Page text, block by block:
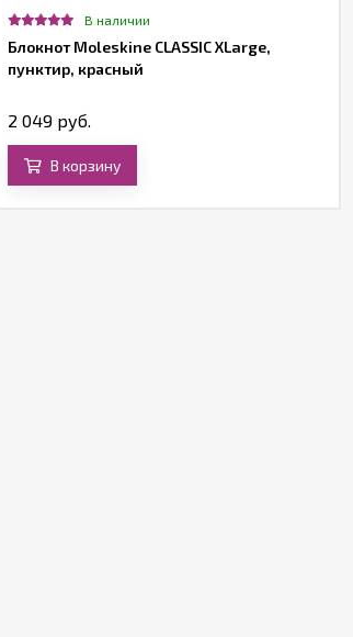
В наличии
Блокнот Moleskine CLASSIC XLarge,
пунктир, красный
2 049 руб.
В корзину